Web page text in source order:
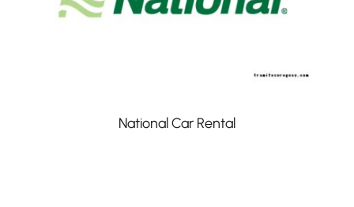
National Car Rental